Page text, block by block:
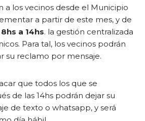
a los vecinos desde el Municipio
a partir de este mes, y de
a 14hs. la gestión centralizada
Para tal, los vecinos podrán
su reclamo por mensaje.
que todos los que se
de las 14hs podrán dejar su
de texto o whatsapp, y será